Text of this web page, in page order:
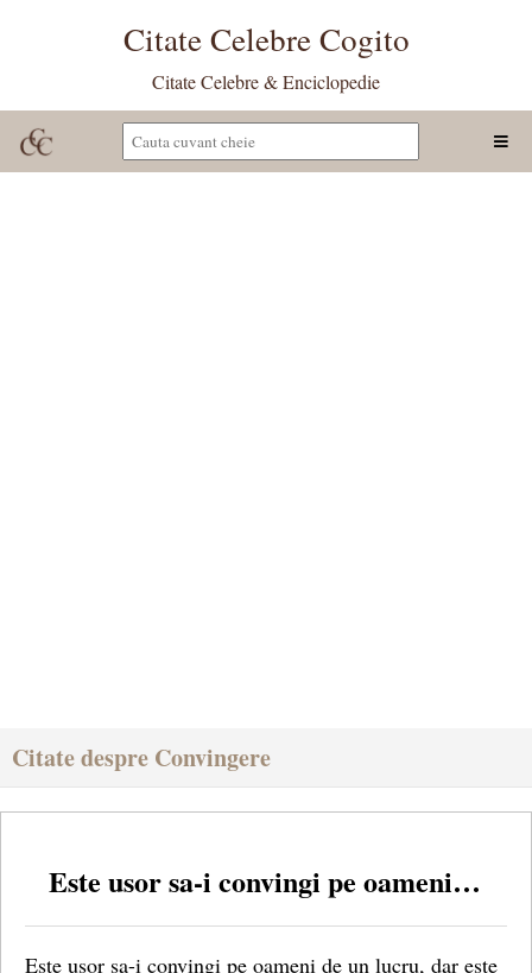
Citate Celebre Cogito
Citate Celebre & Enciclopedie
Citate despre Convingere
Este usor sa-i convingi pe oameni…
Este usor sa-i convingi pe oameni de un lucru, dar este